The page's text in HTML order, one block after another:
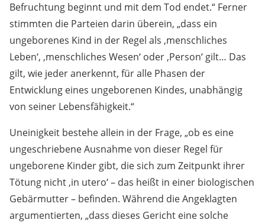
Befruchtung beginnt und mit dem Tod endet.“ Ferner
stimmten die Parteien darin überein, „dass ein
ungeborenes Kind in der Regel als ,menschliches
Leben‘, ,menschliches Wesen‘ oder ,Person‘ gilt… Das
gilt, wie jeder anerkennt, für alle Phasen der
Entwicklung eines ungeborenen Kindes, unabhängig
von seiner Lebensfähigkeit.“
Uneinigkeit bestehe allein in der Frage, „ob es eine
ungeschriebene Ausnahme von dieser Regel für
ungeborene Kinder gibt, die sich zum Zeitpunkt ihrer
Tötung nicht ,in utero‘ – das heißt in einer biologischen
Gebärmutter – befinden. Während die Angeklagten
argumentierten, „dass dieses Gericht eine solche